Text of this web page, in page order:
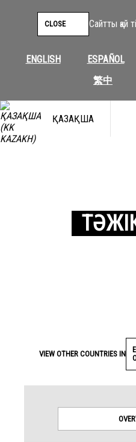
Сайтты қай
ENGLISH ESPAÑOL
繁中
CLOSE
ҚАЗАҚША
VIEW OTHER COUNTRIES IN